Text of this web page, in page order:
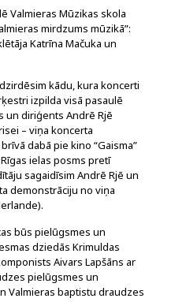
Valmieras Mūzikas skola
mirdzums mūzikā”:
Katrīna Mačuka un
kādu, kura koncerti
izpilda visā pasaulē
un diriģents Andrē Rjē
– viņa koncerta
dabā pie kino “Gaisma”
ielas posms pretī
sagaidīsim Andrē Rjē un
demonstrāciju no viņa
būs pielūgsmes un
dziedās Krimuldas
Aivars Lapšāns ar
pielūgsmes un
Valmieras baptistu draudzes